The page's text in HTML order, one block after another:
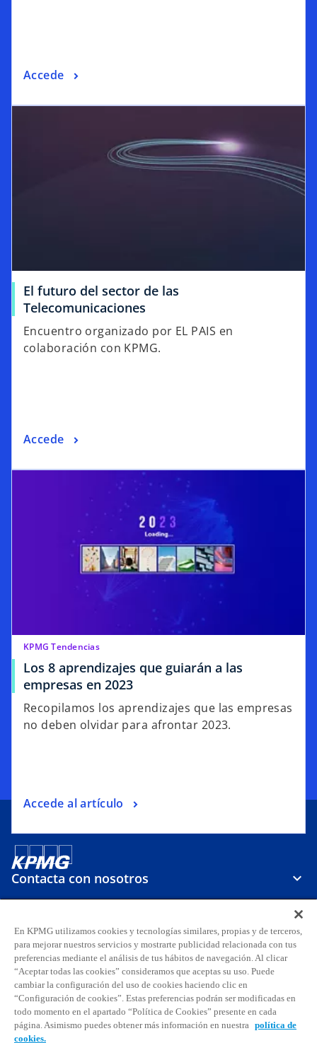
Accede
El futuro del sector de las
Telecomunicaciones
Encuentro organizado por EL PAIS en
colaboración con KPMG.
Accede
KPMG Tendencias
Los 8 aprendizajes que guiarán a las
empresas en 2023
Recopilamos los aprendizajes que las empresas
no deben olvidar para afrontar 2023.
Accede al artículo
Contacta con nosotros
Sobre KPMG
Carreras
s
e
s
e
s
e
s
e
s
e
s
e
a
Aviso legal Privacidad Política de cookies
En KPMG utilizamos cookies y tecnologías similares, propias y de terceros,
para mejorar nuestros servicios y mostrarte publicidad relacionada con tus
preferencias mediante el análisis de tus hábitos de navegación. Al clicar
“Aceptar todas las cookies” consideramos que aceptas su uso. Puede
cambiar la configuración del uso de cookies haciendo clic en
“Configuración de cookies”. Estas preferencias podrán ser modificadas en
todo momento en el apartado “Política de Cookies” presente en cada
página. Asimismo puedes obtener más información en nuestra política de
cookies.